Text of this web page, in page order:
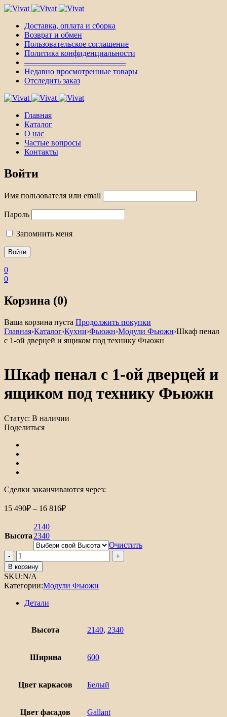
Доставка, оплата и сборка
Возврат и обмен
Пользовательское соглашение
Политика конфиденциальности
————————————–
Недавно просмотренные товары
Отследить заказ
Главная
Каталог
О нас
Частые вопросы
Контакты
Войти
Имя пользователя или email
Пароль
Запомнить меня
0
0
Корзина (0)
Ваша корзина пуста Продолжить покупки
Главная›Каталог›Кухни›Фьюжн›Модули Фьюжн›Шкаф пенал
с 1-ой дверцей и ящиком под технику Фьюжн
Шкаф пенал с 1-ой дверцей и
ящиком под технику Фьюжн
Статус: В наличии
Поделиться
Сделки заканчиваются через:
15 490₽ – 16 816₽Диапазон
–
16
Высота
2140
2340
Очистить
Количество
товара
Шкаф
пенал
с
1-
технику
В корзину
SKU:N/A
Категории:Модули Фьюжн
Детали
Высота 2140, 2340
Ширина 600
Цвет каркасов Белый
Цвет фасадов Gallant